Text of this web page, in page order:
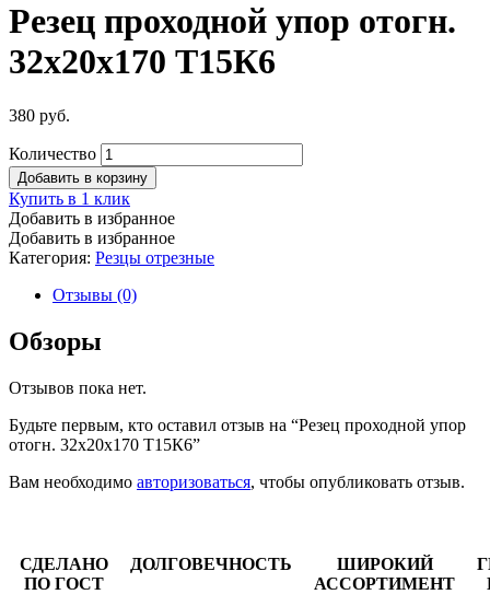
Резец проходной упор отогн.
32х20х170 Т15К6
380 руб.
Количество
Добавить в корзину
Купить в 1 клик
Добавить в избранное
Добавить в избранное
Категория: Резцы отрезные
Отзывы (0)
Обзоры
Отзывов пока нет.
Будьте первым, кто оставил отзыв на “Резец проходной упор
отогн. 32х20х170 Т15К6”
Вам необходимо авторизоваться, чтобы опубликовать отзыв.
СДЕЛАНО
ПО ГОСТ
ДОЛГОВЕЧНОСТЬ
ШИРОКИЙ
АССОРТИМЕНТ